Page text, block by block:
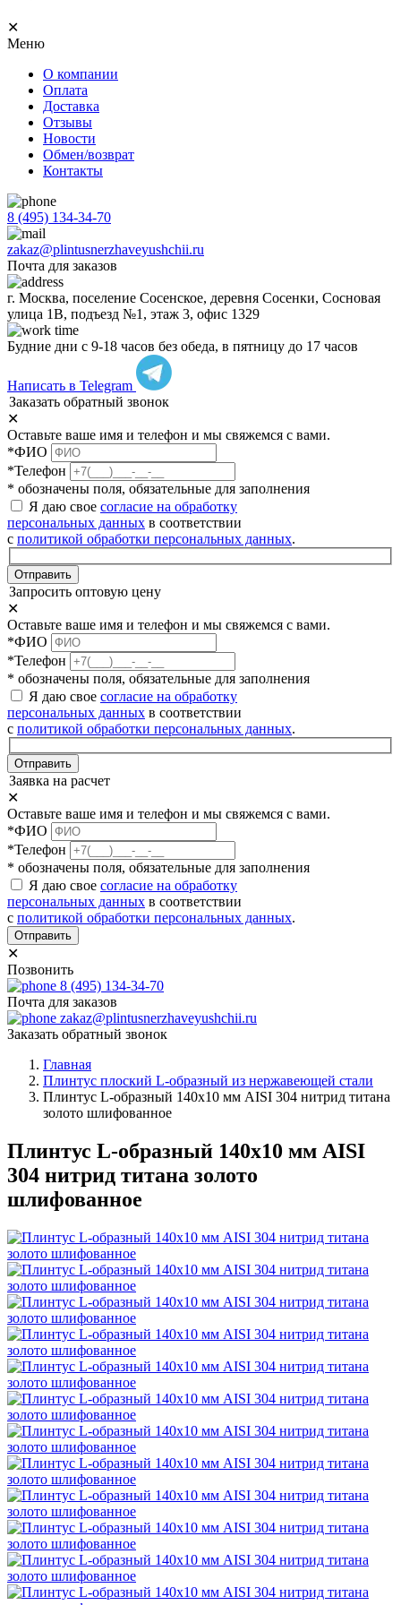
✕
Меню
О компании
Оплата
Доставка
Отзывы
Новости
Обмен/возврат
Контакты
8 (495) 134-34-70
zakaz@plintusnerzhaveyushchii.ru
Почта для заказов
г. Москва, поселение Сосенское, деревня Сосенки, Сосновая
улица 1В, подъезд №1, этаж 3, офис 1329
Будние дни с 9-18 часов без обеда, в пятницу до 17 часов
Написать в Telegram
Заказать обратный звонок
✕
Оставьте ваше имя и телефон и мы свяжемся с вами.
*ФИО
*Телефон
* обозначены поля, обязательные для заполнения
Я даю свое согласие на обработку
персональных данных в соответствии
с политикой обработки персональных данных.
Отправить
Запросить оптовую цену
✕
Оставьте ваше имя и телефон и мы свяжемся с вами.
*ФИО
*Телефон
* обозначены поля, обязательные для заполнения
Я даю свое согласие на обработку
персональных данных в соответствии
с политикой обработки персональных данных.
Отправить
Заявка на расчет
✕
Оставьте ваше имя и телефон и мы свяжемся с вами.
*ФИО
*Телефон
* обозначены поля, обязательные для заполнения
Я даю свое согласие на обработку
персональных данных в соответствии
с политикой обработки персональных данных.
Отправить
✕
Позвонить
8 (495) 134-34-70
Почта для заказов
zakaz@plintusnerzhaveyushchii.ru
Заказать обратный звонок
Главная
Плинтус плоский L-образный из нержавеющей стали
Плинтус L-образный 140х10 мм AISI 304 нитрид титана
золото шлифованное
Плинтус L-образный 140х10 мм AISI
304 нитрид титана золото
шлифованное